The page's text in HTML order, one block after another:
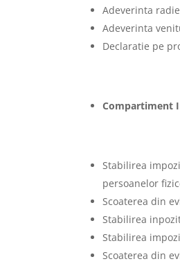
Adeverinta
Adeverinta
Declaratie pe
Compartiment
Stabilirea
persoanelor
Scoaterea din
Stabilirea
Stabilirea
Scoaterea din